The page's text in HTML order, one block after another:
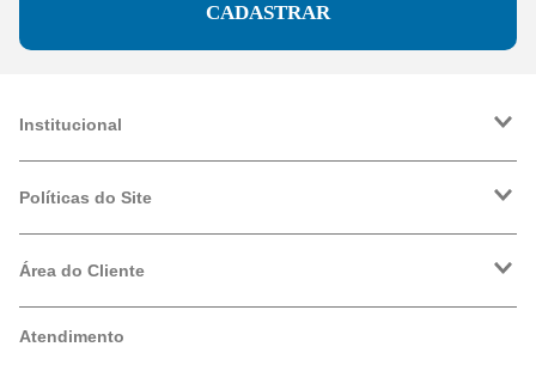
CADASTRAR
Institucional
Trabalhe Conosco
Políticas do Site
Política de Privacidade
Logística
Área do Cliente
Meus Pedidos
Atendimento